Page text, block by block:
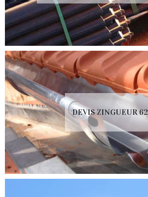
DEVIS ZINGUEUR 62